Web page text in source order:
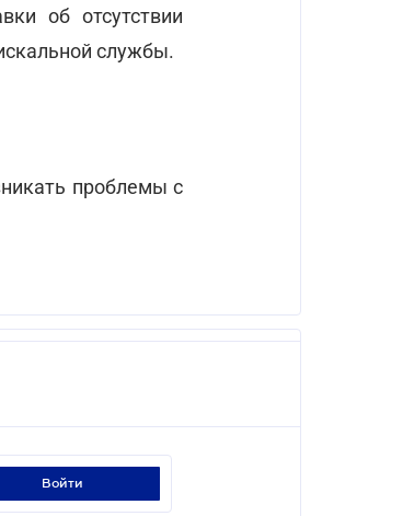
об отсутствии
службы.
проблемы с
войти